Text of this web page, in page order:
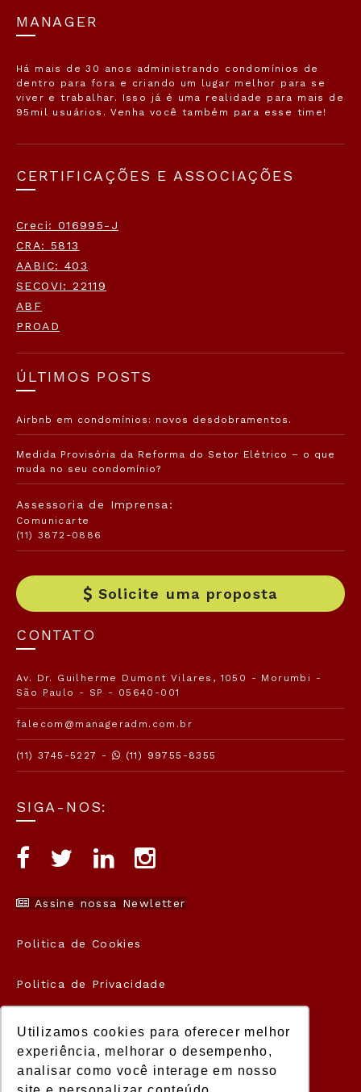
Utilizamos cookies para oferecer melhor
experiência, melhorar o desempenho,
analisar como você interage em nosso
MANAGER
Há mais de 30 anos administrando condomínios de
dentro para fora e criando um lugar melhor para se
viver e trabalhar. Isso já é uma realidade para mais de
95mil usuários. Venha você também para esse time!
CERTIFICAÇÕES E ASSOCIAÇÕES
Creci: 016995-J
CRA: 5813
AABIC: 403
SECOVI: 22119
ABF
PROAD
ÚLTIMOS POSTS
Airbnb em condomínios: novos desdobramentos.
Medida Provisória da Reforma do Setor Elétrico – o que
muda no seu condomínio?
Assessoria de Imprensa:
Comunicarte
(11) 3872-0886
Solicite uma proposta
CONTATO
Av. Dr. Guilherme Dumont Vilares, 1050 - Morumbi -
São Paulo - SP - 05640-001
falecom@manageradm.com.br
(11) 3745-5227 - (11) 99755-8355
SIGA-NOS:
Assine nossa Newletter
Politica de Cookies
Politica de Privacidade
Termos de Uso